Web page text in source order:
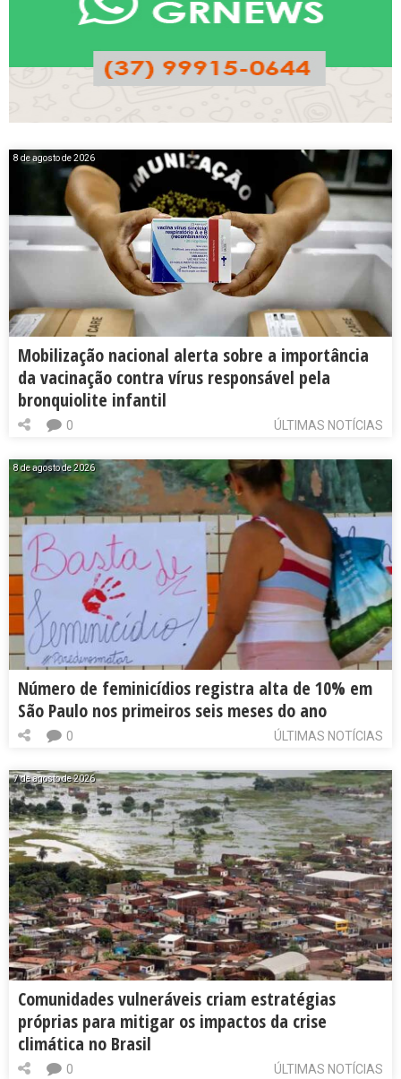
8 de agosto de 2026
Mobilização nacional alerta sobre a importância
da vacinação contra vírus responsável pela
bronquiolite infantil
ÚLTIMAS NOTÍCIAS
0
8 de agosto de 2026
Número de feminicídios registra alta de 10% em
São Paulo nos primeiros seis meses do ano
ÚLTIMAS NOTÍCIAS
0
7 de agosto de 2026
Comunidades vulneráveis criam estratégias
próprias para mitigar os impactos da crise
climática no Brasil
ÚLTIMAS NOTÍCIAS
0